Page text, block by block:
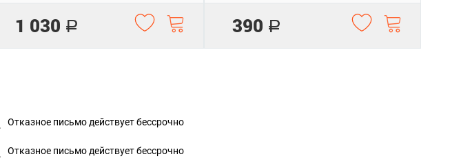
1 030 Р 390 Р
Отказное письмо действуетбессрочно
Отказное письмо действуетбессрочно